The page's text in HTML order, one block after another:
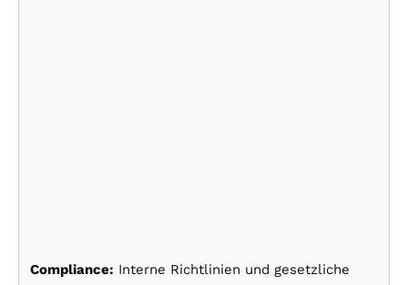
Compliance: Interne Richtlinien und gesetzliche